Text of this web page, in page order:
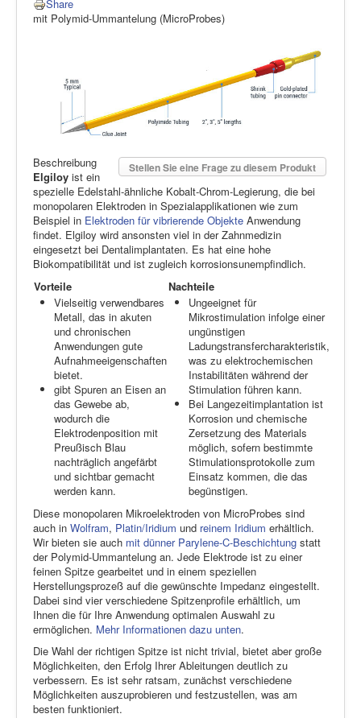
Share
mit Polymid-Ummantelung (MicroProbes)
Stellen Sie eine Frage zu diesem Produkt
Beschreibung
Elgiloy ist ein
spezielle Edelstahl-ähnliche Kobalt-Chrom-Legierung, die bei
monopolaren Elektroden in Spezialapplikationen wie zum
Beispiel in Elektroden für vibrierende Objekte Anwendung
findet. Elgiloy wird ansonsten viel in der Zahnmedizin
eingesetzt bei Dentalimplantaten. Es hat eine hohe
Biokompatibilität und ist zugleich korrosionsunempfindlich.
Vorteile
Nachteile
Vielseitig verwendbares
Metall, das in akuten
und chronischen
Anwendungen gute
Aufnahmeeigenschaften
bietet.
gibt Spuren an Eisen an
das Gewebe ab,
wodurch die
Elektrodenposition mit
Preußisch Blau
nachträglich angefärbt
und sichtbar gemacht
werden kann.
Ungeeignet für
Mikrostimulation infolge einer
ungünstigen
Ladungstransfercharakteristik,
was zu elektrochemischen
Instabilitäten während der
Stimulation führen kann.
Bei Langezeitimplantation ist
Korrosion und chemische
Zersetzung des Materials
möglich, sofern bestimmte
Stimulationsprotokolle zum
Einsatz kommen, die das
begünstigen.
Diese monopolaren Mikroelektroden von MicroProbes sind
auch in Wolfram, Platin/Iridium und reinem Iridium erhältlich.
Wir bieten sie auch mit dünner Parylene-C-Beschichtung statt
der Polymid-Ummantelung an. Jede Elektrode ist zu einer
feinen Spitze gearbeitet und in einem speziellen
Herstellungsprozeß auf die gewünschte Impedanz eingestellt.
Dabei sind vier verschiedene Spitzenprofile erhältlich, um
Ihnen die für Ihre Anwendung optimalen Auswahl zu
ermöglichen. Mehr Informationen dazu unten.
Die Wahl der richtigen Spitze ist nicht trivial, bietet aber große
Möglichkeiten, den Erfolg Ihrer Ableitungen deutlich zu
verbessern. Es ist sehr ratsam, zunächst verschiedene
Möglichkeiten auszuprobieren und festzustellen, was am
besten funktioniert.